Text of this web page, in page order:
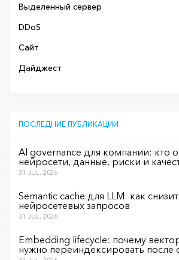
Выделенный сервер
DDoS
Сайт
Дайджест
ПОСЛЕДНИЕ ПУБЛИКАЦИИ
AI governance для компании: кто
нейросети, данные, риски и
31 JUL, 2026
Semantic cache для LLM: как
нейросетевых запросов
31 JUL, 2026
Embedding lifecycle: почему
нужно переиндексировать